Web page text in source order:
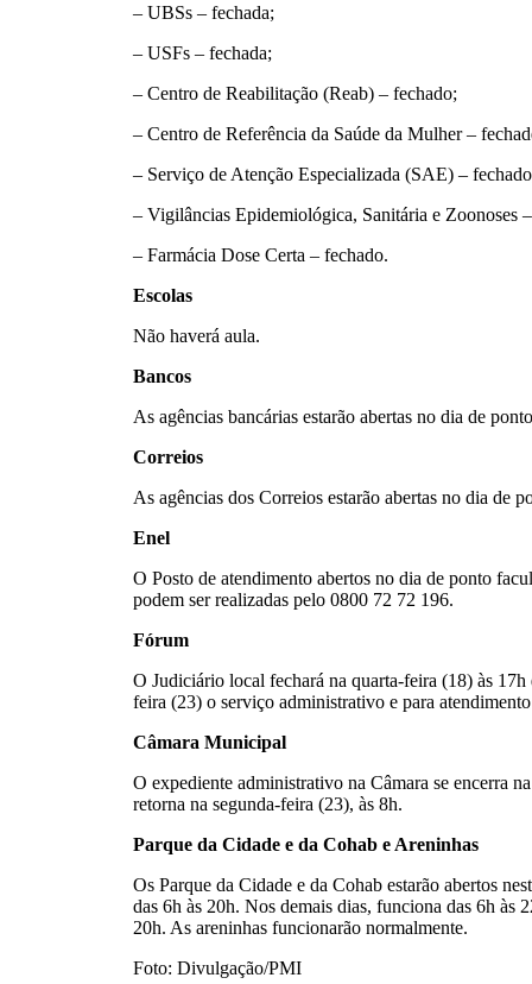
– UBSs – fechada;
– USFs – fechada;
– Centro de Reabilitação (Reab) – fechado;
– Centro de Referência da Saúde da Mulher –
– Serviço de Atenção Especializada (SAE) –
– Vigilâncias Epidemiológica, Sanitária e Zoonoses
– Farmácia Dose Certa – fechado.
Escolas
Não haverá aula.
Bancos
As agências bancárias estarão abertas no dia de
Correios
As agências dos Correios estarão abertas no dia de
Enel
O Posto de atendimento abertos no dia de ponto
podem ser realizadas pelo 0800 72 72 196.
Fórum
O Judiciário local fechará na quarta-feira (18) às 17h
feira (23) o serviço administrativo e para
Câmara Municipal
O expediente administrativo na Câmara se encerra
retorna na segunda-feira (23), às 8h.
Parque da Cidade e da Cohab e Areninhas
Os Parque da Cidade e da Cohab estarão abertos
das 6h às 20h. Nos demais dias, funciona das 6h às
20h. As areninhas funcionarão normalmente.
Foto: Divulgação/PMI